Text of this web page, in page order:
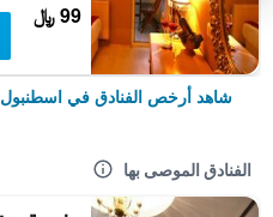
99 ﷼
شاهد أرخص الفنادق في اسطنبول
الفنادق الموصى بها